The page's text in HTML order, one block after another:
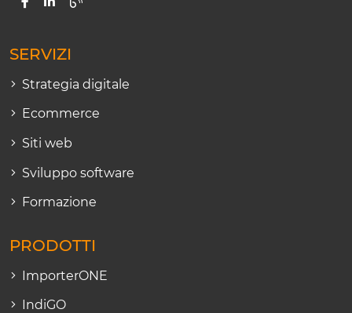
SERVIZI
Strategia digitale
Ecommerce
Siti web
Sviluppo software
Formazione
PRODOTTI
ImporterONE
IndiGO